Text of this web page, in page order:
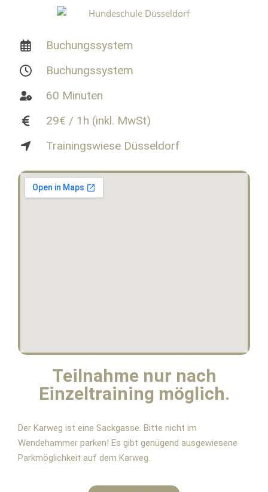
Buchungssystem
Buchungssystem
60 Minuten
29€ / 1h (inkl. MwSt)
Trainingswiese Düsseldorf
Teilnahme nur nach
Einzeltraining möglich.
Der Karweg ist eine Sackgasse. Bitte nicht im
Wendehammer parken! Es gibt genügend ausgewiesene
Parkmöglichkeit auf dem Karweg.